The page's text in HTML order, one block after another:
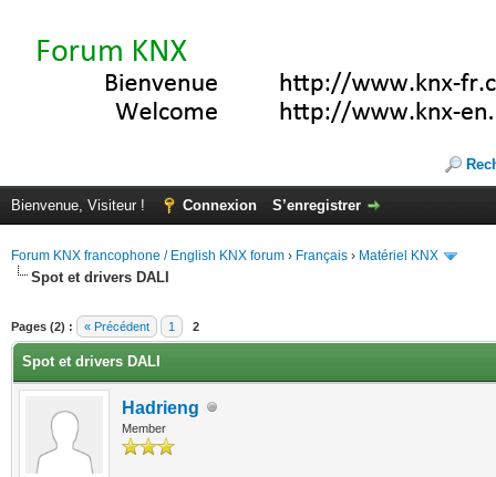
Bienvenue, Visiteur ! Connexion S’enregistrer
Forum KNX francophone / English KNX forum › Français › Matériel KNX
Spot et drivers DALI
Pages (2) : « Précédent 1 2
Spot et drivers DALI
Hadrieng
Member